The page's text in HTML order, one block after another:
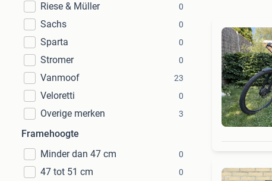
Riese & Müller 0
Sachs 0
Sparta 0
Stromer 0
Vanmoof 23
Veloretti 0
Overige merken 3
Framehoogte
Minder dan 47 cm
0
47 tot 51 cm 0